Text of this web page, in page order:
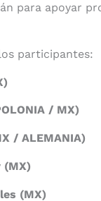
para apoyar
participantes:
/ MX)
/ ALEMANIA)
(MX)
(MX)